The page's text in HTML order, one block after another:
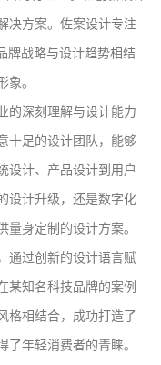
决方案。佐案设计专注
牌战略与设计趋势相结
。
的深刻理解与设计能力
十足的设计团队，能够
设计、产品设计到用户
设计升级，还是数字化
身定制的设计方案。
通过创新的设计语言赋
某知名科技品牌的案例
格相结合，成功打造了
年轻消费者的青睐。